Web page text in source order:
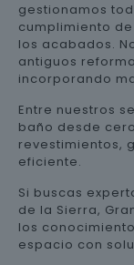
gestionamos
cumplimiento
los acabados.
antiguos
incorporando
Entre nuestros
baño desde
revestimientos,
eficiente.
Si buscas
de la Sierra,
los
espacio con